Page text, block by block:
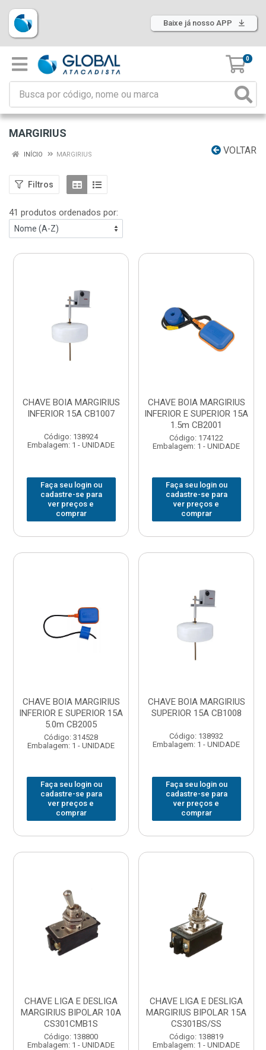
Baixe já nosso APP
0
MARGIRIUS
VOLTAR
INÍCIO MARGIRIUS
Filtros
41 produtos ordenados por:
CHAVE BOIA MARGIRIUS
INFERIOR 15A CB1007
Código: 138924
Embalagem: 1 - UNIDADE
Faça seu login ou
cadastre-se para
ver preços e
comprar
CHAVE BOIA MARGIRIUS
INFERIOR E SUPERIOR 15A
1.5m CB2001
Código: 174122
Embalagem: 1 - UNIDADE
Faça seu login ou
cadastre-se para
ver preços e
comprar
CHAVE BOIA MARGIRIUS
INFERIOR E SUPERIOR 15A
5.0m CB2005
Código: 314528
Embalagem: 1 - UNIDADE
Faça seu login ou
cadastre-se para
ver preços e
comprar
CHAVE BOIA MARGIRIUS
SUPERIOR 15A CB1008
Código: 138932
Embalagem: 1 - UNIDADE
Faça seu login ou
cadastre-se para
ver preços e
comprar
CHAVE LIGA E DESLIGA
MARGIRIUS BIPOLAR 10A
CS301CMB1S
Código: 138800
Embalagem: 1 - UNIDADE
CHAVE LIGA E DESLIGA
MARGIRIUS BIPOLAR 15A
CS301BS/SS
Código: 138819
Embalagem: 1 - UNIDADE